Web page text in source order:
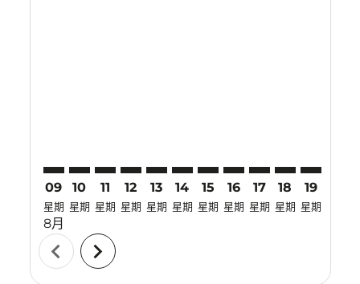
09
星期
8月
10
星期
11
星期
12
星期
13
星期
14
星期
15
星期
16
星期
17
星期
18
星期
19
星期
chevron_left chevron_right